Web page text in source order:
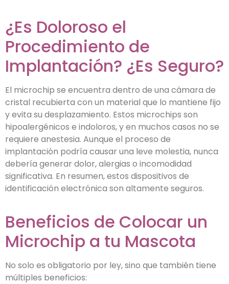
¿Es Doloroso el
Procedimiento de
Implantación? ¿Es Seguro?
El microchip se encuentra dentro de una cámara de
cristal recubierta con un material que lo mantiene fijo
y evita su desplazamiento. Estos microchips son
hipoalergénicos e indoloros, y en muchos casos no se
requiere anestesia. Aunque el proceso de
implantación podría causar una leve molestia, nunca
debería generar dolor, alergias o incomodidad
significativa. En resumen, estos dispositivos de
identificación electrónica son altamente seguros.
Beneficios de Colocar un
Microchip a tu Mascota
No solo es obligatorio por ley, sino que también tiene
múltiples beneficios: